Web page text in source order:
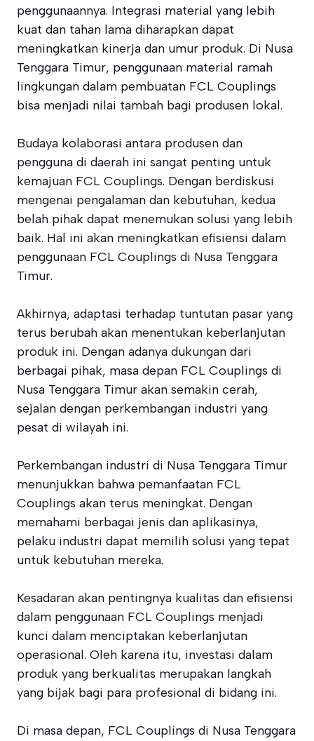
penggunaannya. Integrasi material yang lebih
kuat dan tahan lama diharapkan dapat
meningkatkan kinerja dan umur produk. Di Nusa
Tenggara Timur, penggunaan material ramah
lingkungan dalam pembuatan FCL Couplings
bisa menjadi nilai tambah bagi produsen lokal.
Budaya kolaborasi antara produsen dan
pengguna di daerah ini sangat penting untuk
kemajuan FCL Couplings. Dengan berdiskusi
mengenai pengalaman dan kebutuhan, kedua
belah pihak dapat menemukan solusi yang lebih
baik. Hal ini akan meningkatkan efisiensi dalam
penggunaan FCL Couplings di Nusa Tenggara
Timur.
Akhirnya, adaptasi terhadap tuntutan pasar yang
terus berubah akan menentukan keberlanjutan
produk ini. Dengan adanya dukungan dari
berbagai pihak, masa depan FCL Couplings di
Nusa Tenggara Timur akan semakin cerah,
sejalan dengan perkembangan industri yang
pesat di wilayah ini.
Perkembangan industri di Nusa Tenggara Timur
menunjukkan bahwa pemanfaatan FCL
Couplings akan terus meningkat. Dengan
memahami berbagai jenis dan aplikasinya,
pelaku industri dapat memilih solusi yang tepat
untuk kebutuhan mereka.
Kesadaran akan pentingnya kualitas dan efisiensi
dalam penggunaan FCL Couplings menjadi
kunci dalam menciptakan keberlanjutan
operasional. Oleh karena itu, investasi dalam
produk yang berkualitas merupakan langkah
yang bijak bagi para profesional di bidang ini.
Di masa depan, FCL Couplings di Nusa Tenggara